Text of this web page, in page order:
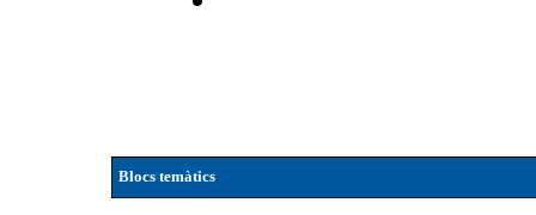
Blocs temàtics